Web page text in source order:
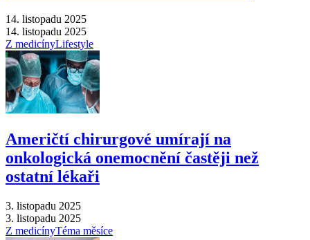
14. listopadu 2025
14. listopadu 2025
Z medicínyLifestyle
Američtí chirurgové umírají na
onkologická onemocnění častěji než
ostatní lékaři
3. listopadu 2025
3. listopadu 2025
Z medicínyTéma měsíce